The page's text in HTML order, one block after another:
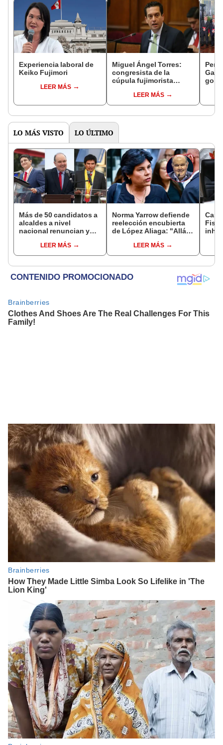
Experiencia laboral de
Keiko Fujimori
LEER MÁS
Miguel Ángel Torres:
congresista de la
cúpula fujimorista
del SenadoLEER MÁS
LO MÁS VISTO LO ÚLTIMO
Más de 50 candidatos a
alcaldes a nivel
nacional renuncian y
encubiertaLEER MÁS
Norma Yarrow defiende
reelección encubierta
de López Aliaga: "Allá el
sacar la vuelta"
LEER MÁS